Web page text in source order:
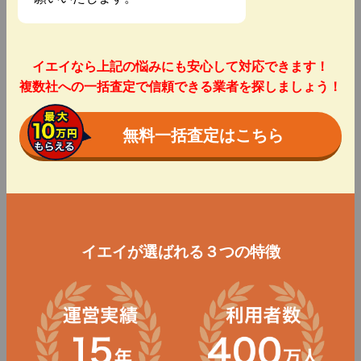
イエイなら上記の悩みにも安心して対応できます！
複数社への一括査定で信頼できる業者を探しましょう！
無料一括査定はこちら
イエイが選ばれる３つの特徴